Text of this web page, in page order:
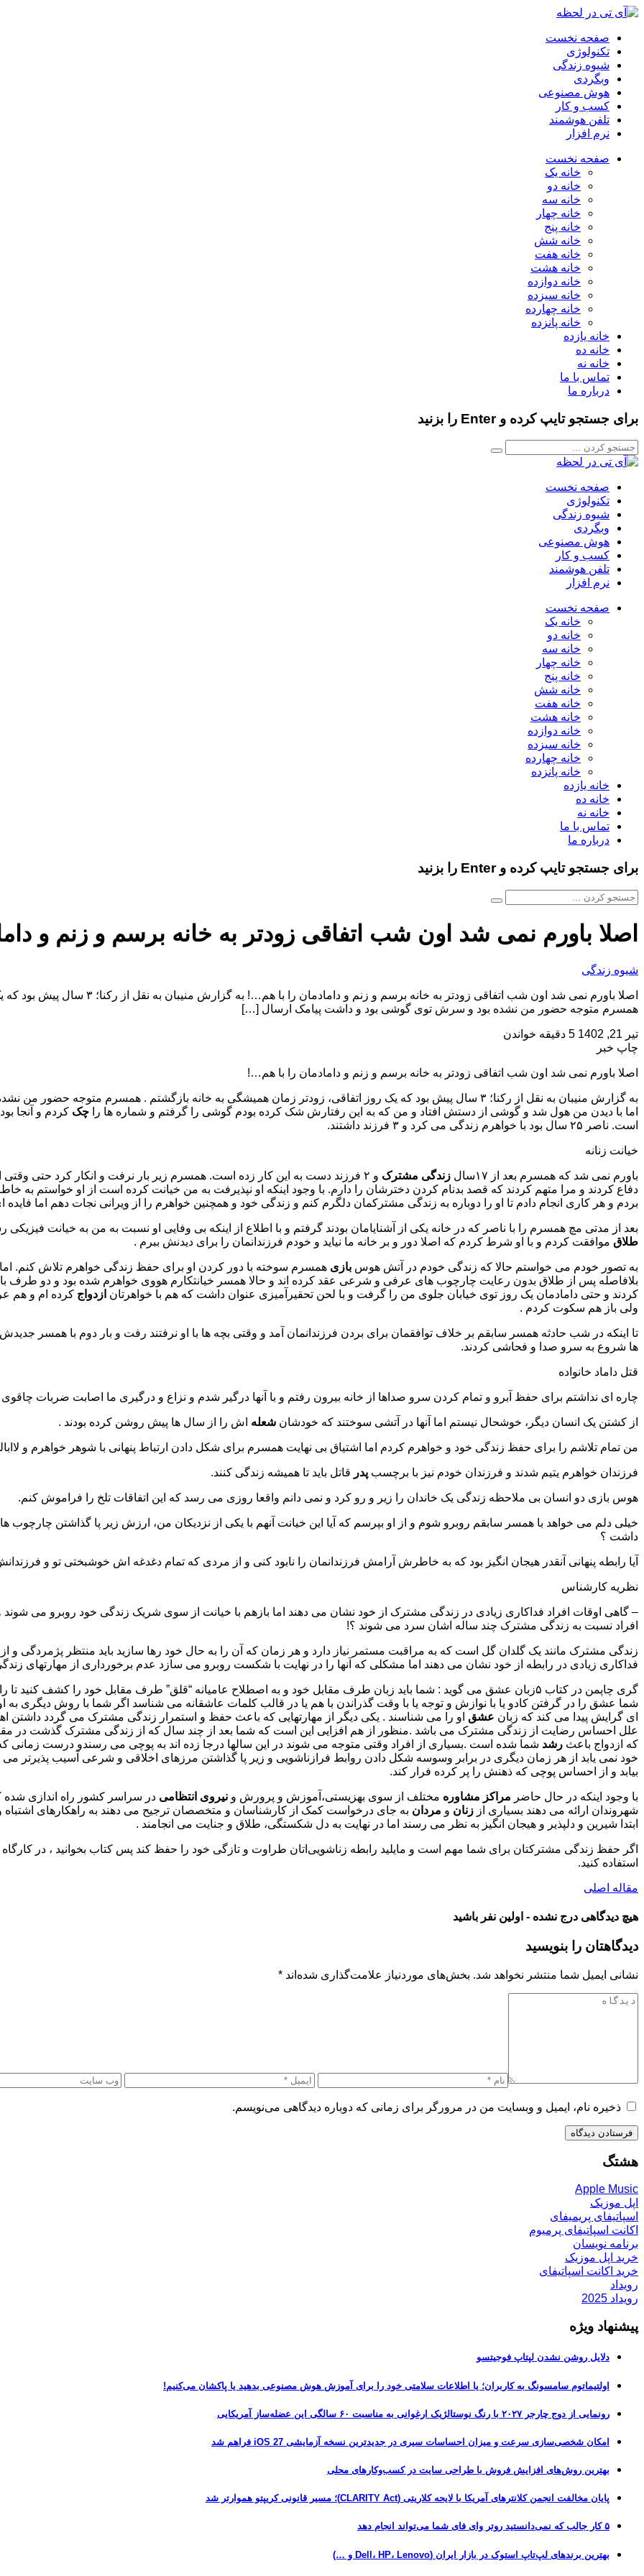
صفحه نخست
تکنولوژی
شیوه زندگی
وبگردی
هوش مصنوعی
کسب و کار
تلفن هوشمند
نرم افزار
صفحه نخست
خانه یک
خانه دو
خانه سه
خانه چهار
خانه پنج
خانه شش
خانه هفت
خانه هشت
خانه دوازده
خانه سیزده
خانه چهارده
خانه پانزده
خانه یازده
خانه ده
خانه نه
تماس با ما
درباره ما
برای جستجو تایپ کرده و Enter را بزنید
صفحه نخست
تکنولوژی
شیوه زندگی
وبگردی
هوش مصنوعی
کسب و کار
تلفن هوشمند
نرم افزار
صفحه نخست
خانه یک
خانه دو
خانه سه
خانه چهار
خانه پنج
خانه شش
خانه هفت
خانه هشت
خانه دوازده
خانه سیزده
خانه چهارده
خانه پانزده
خانه یازده
خانه ده
خانه نه
تماس با ما
درباره ما
برای جستجو تایپ کرده و Enter را بزنید
اصلا باورم نمی شد اون شب اتفاقی زودتر به خانه برسم و زنم و
شیوه زندگی
اصلا باورم نمی شد اون شب اتفاقی زودتر به
همسرم متوجه حضور من نشده بود و سرش توی گوشی بود و داشت پیامک ارسال […]
تیر 21, 1402
5 دقیقه خواندن
چاپ خبر
اصلا باورم نمی شد اون شب اتفاقی زودتر به خانه برسم و زنم و دامادمان را با هم…!
به گزارش منیبان به نقل از رکنا؛ ۳ سال پیش بود که یک روز اتفاقی، زودتر زمان همیشگی به خانه بازگشتم . همسرم متوجه حضور من نشده بود و سرش توی گوشی بود و داشت
اما با دیدن من هول شد و گوشی از دستش افتاد و من که به این رفتارش شک کرده بودم گوشی را گرفتم و شماره ها را چک کردم و آنجا
است. ناصر ۲۵ سال بود با خواهرم زندگی می کرد و ۳ فرزند داشتند.
خیانت زنانه
باورم نمی شد که همسرم بعد از ۱۷سال زندگی مشترک
و ۲ فرزند دست به این کار زده است. همسرم زیر بار نرفت و انکار کرد حتی
دفاع کردند و مرا متهم کردند که قصد بدنام کردن دخترشان را دارم. با وجود اینکه او نپذیرفت به من خیانت کرده است از او خواستم به
بردم و هر کاری انجام دادم تا او را دوباره به زندگی مشترکمان دلگرم کنم و زندگی خود و همچنین خواهرم را از ویرانی نجات دهم اما
بعد از مدتی مچ همسرم را با ناصر که در خانه یکی از آشنایامان بودند گرفتم و با اطلاع از اینکه بی وفایی او نسبت به من به خیانت
طلاق موافقت کردم و با او شرط کردم که اصلا دور و بر خانه ما نیاید و خودم فرزندانمان را برای دیدنش ببرم .
به تصور خودم می خواستم حالا که زندگی خودم در آتش هوس بازی همسرم سوخته با دور کردن او برای حفظ زندگی خواهرم تلاش کنم.
بلافاصله پس از طلاق بدون رعایت چارچوب های عرفی و شرعی عقد کرده اند و حالا همسر خیانتکارم هووی خواهرم شده بود و دو طرف
کردند و حتی دامادمان یک روز توی خیابان جلوی من را گرفت و با لحن تحقیرآمیزی عنوان داشت که هم با خواهرتان ازدواج کرده ام و هم
ولی باز هم سکوت کردم .
تا اینکه در شب حادثه همسر سابقم بر خلاف توافقمان برای بردن فرزندانمان آمد و وقتی بچه ها با او نرفتند رفت و بار دوم با همسر
ها شروع به سرو صدا و فحاشی کردند.
قتل داماد خانواده
چاره ای نداشتم برای حفظ آبرو و تمام کردن سرو صداها از خانه بیرون رفتم و با آنها درگیر شدم و نزاع و درگیری ما اصابت ضربات چاقوی
از کشتن یک انسان دیگر، خوشحال نیستم اما آنها در آتشی سوختند که خودشان شعله اش را از سال ها پیش روشن کرده بودند .
من تمام تلاشم را برای حفظ زندگی خود و خواهرم کردم اما اشتیاق بی نهایت همسرم برای شکل دادن ارتباط پنهانی با شوهر خواهرم و
فرزندان خواهرم یتیم شدند و فرزندان خودم نیز با برچسب پدر قاتل باید تا همیشه زندگی کنند.
هوس بازی دو انسان بی ملاحظه زندگی یک خاندان را زیر و رو کرد و نمی دانم واقعا روزی می رسد که این اتفاقات تلخ را فراموش کنم.
خیلی دلم می خواهد با همسر سابقم روبرو شوم و از او بپرسم که آیا این خیانت آنهم با یکی از نزدیکان من، ارزش زیر پا گذاشتن
داشت ؟
آیا رابطه پنهانی آنقدر هیجان انگیز بود که به خاطرش آرامش فرزندانمان را نابود کنی و از مردی که تمام دغدغه اش خوشبختی تو و
نظریه کارشناس
– گاهی اوقات افراد فداکاری زیادی در زندگی مشترک از خود نشان می دهند اما بازهم با خیانت از سوی شریک زندگی خود روبرو می
افراد نسبت به زندگی مشترک چند ساله اشان سرد می شوند ؟!
زندگی مشترک مانند یک گلدان گل است که به مراقبت مستمر نیاز دارد و هر زمان که آن را به حال خود رها سازید باید منتظر پژمردگی و از
فداکاری زیادی در رابطه از خود نشان می دهند اما مشکلی که آنها را در نهایت با شکست روبرو می سازد عدم برخورداری از مهارتهای
گری چاپمن در کتاب ۵زبان عشق می گوید : شما باید زبان طرف مقابل خود و به اصطلاح عامیانه “قلق” طرف مقابل خود را کشف
شما عشق را در گرفتن کادو یا با نوازش و توجه یا با وقت گذراندن با هم یا در قالب کلمات عاشقانه می شناسد اگر شما با روش دیگری
ای گرایش پیدا می کند که زبان عشق او را می شناسند . یکی دیگر از مهارتهایی که باعث حفظ و استمرار زندگی مشترک می گردد داشتن
علل احساس رضایت از زندگی مشترک می باشد .منظور از هم افزایی این است که شما بعد از چند سال که از زندگی مشترک گذشت در
که ازدواج باعث رشد شما شده است .بسیاری از افراد وقتی متوجه می شوند در این سالها درجا زده اند به پوچی می رسندو درست زمانی
خود نمی یابد از هر زمان دیگری در برابر وسوسه شکل دادن روابط فرازناشویی و زیر پا گذاشتن مرزهای اخلاقی و شرعی آسیب پذیرتر
بیابد و از احساس پوچی که ذهنش را پر کرده فرار کند.
با وجود اینکه در حال حاضر مراکز مشاوره مختلف از سوی بهزیستی،آموزش و پرورش و نیروی انتظامی در سراسر کشور راه اندازی شده
شهروندان ارائه می دهند بسیاری از زنان و مردان به جای درخواست کمک از کارشناسان و متخصصان ترجیح می دهند به راهکارهای اشتباه و
ابتدا شیرین و دلپذیر و هیجان انگیز به نظر می رسند اما در نهایت به دل شکستگی، طلاق و جنایت می انجامند .
اگر حفظ زندگی مشترکتان برای شما مهم است و مایلید رابطه زناشویی‌اتان طراوت و تازگی خود را حفظ کند پس کتاب بخوانید ، در
استفاده کنید.
مقاله اصلی
هیچ دیدگاهی درج نشده - اولین نفر باشید
دیدگاهتان را بنویسید
نشانی ایمیل شما منتشر نخواهد شد. بخش‌های موردنیاز علامت‌گذاری شده‌اند *
ذخیره نام، ایمیل و وبسایت من در مرورگر برای زمانی که دوباره دیدگاهی می‌نویسم.
هشتگ
Apple Music
اپل موزیک
اسپاتیفای پریمیفای
اکانت اسپاتیفای پرمیوم
برنامه نویسان
خرید اپل موزیک
خرید اکانت اسپاتیفای
رویداد
رویداد 2025
پیشنهاد ویژه
دلایل روشن نشدن لپتاپ فوجیتسو
اولتیماتوم سامسونگ به کاربران؛ یا اطلاعات سلامتی خود را برای آموزش هوش مصنوعی بدهید یا پاکشان می‌کنیم!
رونمایی از دوج چارجر ۲۰۲۷ با رنگ نوستالژیک ارغوانی به مناسبت ۶۰ سالگی این عضله‌ساز آمریکایی
امکان شخصی‌سازی سرعت و میزان احساسات سیری در جدیدترین نسخه آزمایشی iOS 27 فراهم شد
بهترین روش‌های افزایش فروش با طراحی سایت در کسب‌وکارهای محلی
پایان مخالفت انجمن کلانترهای آمریکا با لایحه کلاریتی (CLARITY Act)؛ مسیر قانونی کریپتو هموارتر شد
۵ کار جالب که نمی‌دانستید روتر وای فای شما می‌تواند انجام دهد
بهترین برندهای لپ‌تاپ استوک در بازار ایران (Dell، HP، Lenovo و …)